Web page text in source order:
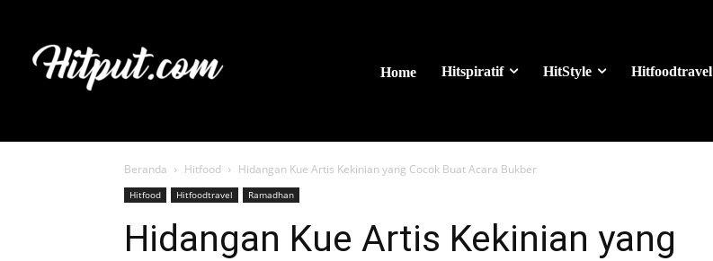
Home Hitspiratif HitStyle Hitfoodtravel
Beranda Hitfood Hidangan Kue Artis Kekinian yang Cocok Buat Acara Bukber
Hitfood Hitfoodtravel Ramadhan
Hidangan Kue Artis Kekinian yang